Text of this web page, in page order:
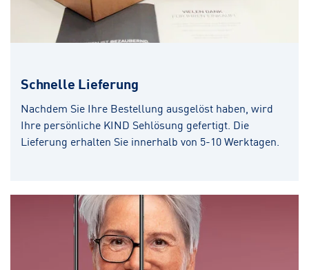
Schnelle Lieferung
Nachdem Sie Ihre Bestellung ausgelöst haben, wird
Ihre persönliche KIND Sehlösung gefertigt. Die
Lieferung erhalten Sie innerhalb von 5-10 Werktagen.